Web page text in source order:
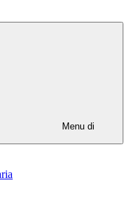
Menu di